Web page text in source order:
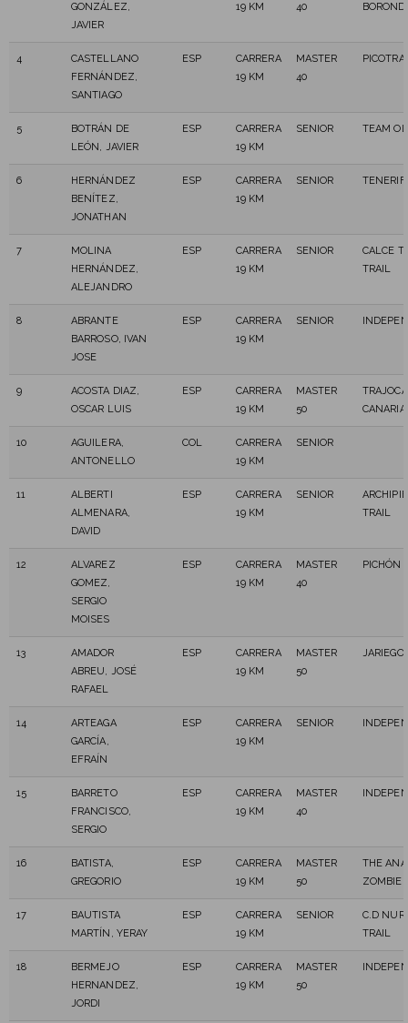
GONZÁLEZ,
JAVIER
19 KM
40
4
CASTELLANO
FERNÁNDEZ,
SANTIAGO
ESP
CARRERA
19 KM
MASTER
40
5
BOTRÁN DE
LEÓN, JAVIER
ESP
CARRERA
19 KM
SENIOR TEAM
6
HERNÁNDEZ
BENÍTEZ,
JONATHAN
ESP
CARRERA
19 KM
SENIOR
7
MOLINA
HERNÁNDEZ,
ALEJANDRO
ESP
CARRERA
19 KM
SENIOR
CALCE
TRAIL
8
ABRANTE
BARROSO, IVAN
JOSE
ESP
CARRERA
19 KM
SENIOR
9
ACOSTA DIAZ,
OSCAR LUIS
ESP
CARRERA
19 KM
MASTER
50
10
AGUILERA,
ANTONELLO
COL
CARRERA
19 KM
SENIOR
11
ALBERTI
ALMENARA,
DAVID
ESP
CARRERA
19 KM
SENIOR
TRAIL
12
ALVAREZ
GOMEZ,
SERGIO
MOISES
ESP
CARRERA
19 KM
MASTER
40
PICHÓN
13
AMADOR
ABREU, JOSÉ
RAFAEL
ESP
CARRERA
19 KM
MASTER
50
JARIEGO
14
ARTEAGA
GARCÍA,
EFRAÍN
ESP
CARRERA
19 KM
SENIOR
15
BARRETO
FRANCISCO,
SERGIO
ESP
CARRERA
19 KM
MASTER
40
16
BATISTA,
GREGORIO
ESP
CARRERA
19 KM
MASTER
50
THE
ZOMBIE
17
BAUTISTA
MARTÍN, YERAY
ESP
CARRERA
19 KM
SENIOR
C.D
TRAIL
18
BERMEJO
HERNANDEZ,
JORDI
ESP
CARRERA
19 KM
MASTER
50